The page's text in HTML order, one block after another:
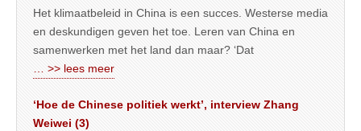
Het klimaatbeleid in China is een succes. Westerse media
en deskundigen geven het toe. Leren van China en
samenwerken met het land dan maar? ‘Dat
… >> lees meer
‘Hoe de Chinese politiek werkt’, interview Zhang
Weiwei (3)